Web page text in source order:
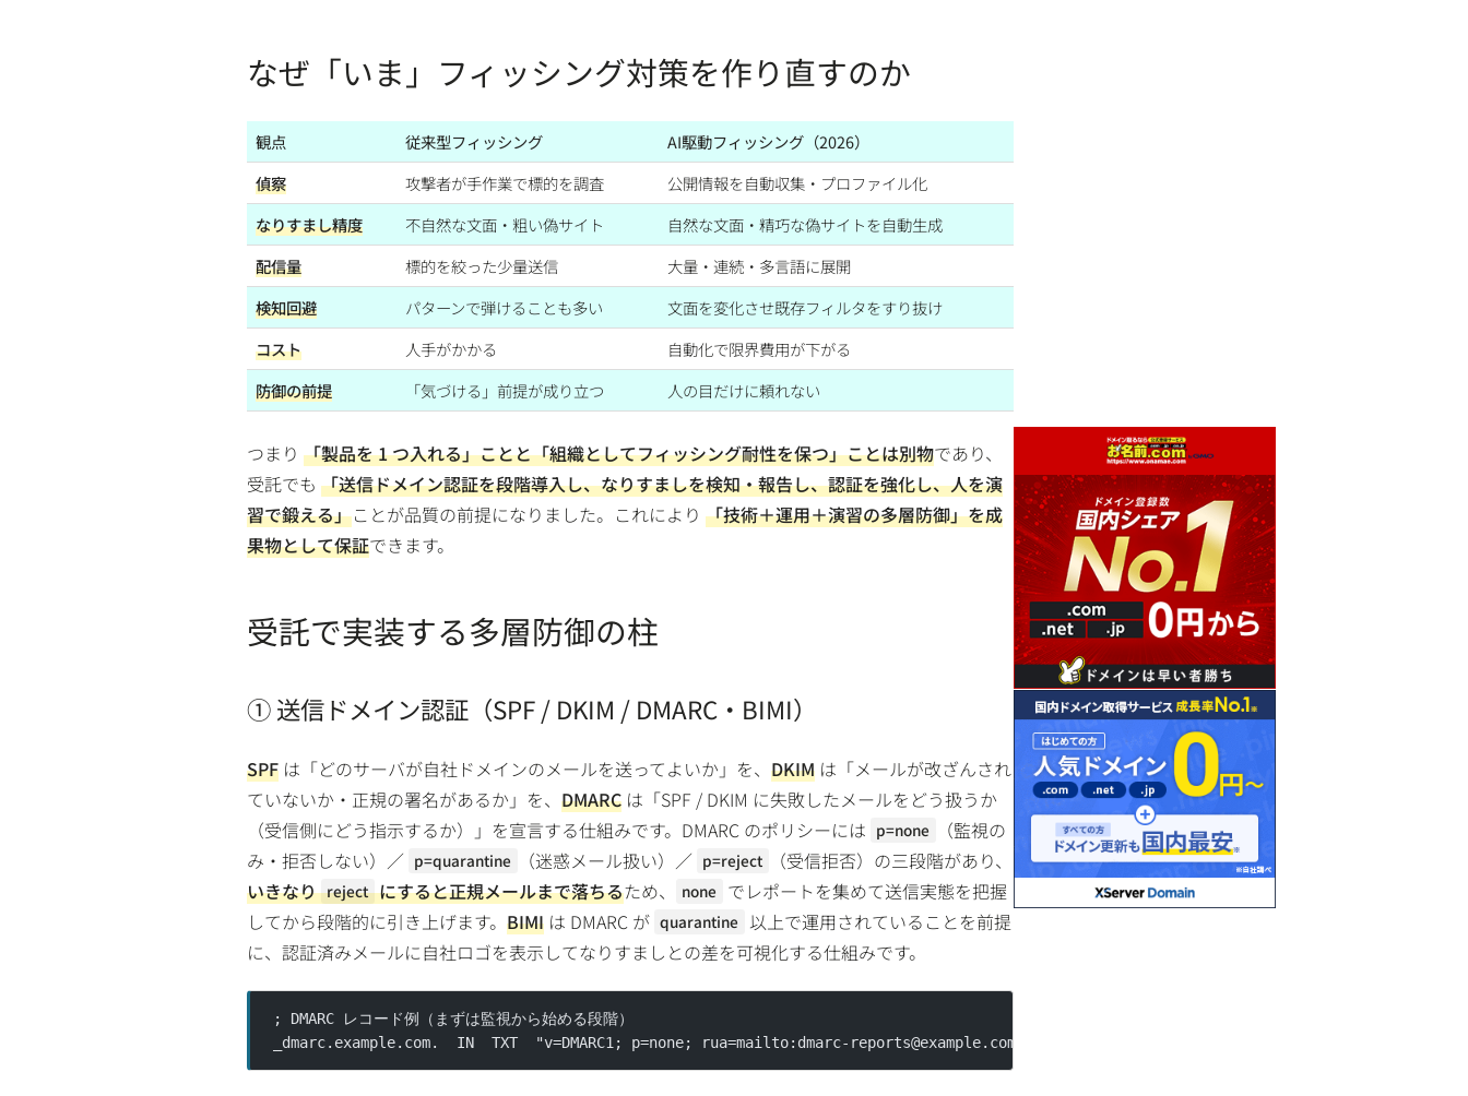
なぜ「いま」フィッシング対策を作り直すのか
観点 従来型フィッシング
AI駆動フィッシング（2026）
偵察
攻撃者が手作業で標的を調査
公開情報を自動収集・プロファイル化
なりすまし精度
不自然な文面・粗い偽サイト
自然な文面・精巧な偽サイトを自動生成
配信量
標的を絞った少量送信
大量・連続・多言語に展開
検知回避
パターンで弾けることも多い
文面を変化させ既存フィルタをすり抜け
コスト
人手がかかる
自動化で限界費用が下がる
防御の前提
「気づける」前提が成り立つ 人の目だけに頼れない
つまり 「製品を 1 つ入れる」ことと「組織としてフィッシング耐性を保つ」ことは別物であり、
受託でも 「送信ドメイン認証を段階導入し、なりすましを検知・報告し、認証を強化し、人を演
習で鍛える」ことが品質の前提になりました。これにより 「技術＋運用＋演習の多層防御」を成
果物として保証できます。
受託で実装する多層防御の柱
① 送信ドメイン認証（SPF / DKIM / DMARC・BIMI）
SPF は「どのサーバが自社ドメインのメールを送ってよいか」を、 DKIM は「メールが改ざんされ
ていないか・正規の署名があるか」を、 DMARC は「SPF / DKIM に失敗したメールをどう扱うか
（受信側にどう指示するか）」を宣言する仕組みです。DMARC のポリシーには p=none
（監視の
み・拒否しない）／ p=quarantine （迷惑メール扱い）／ p=reject
（受信拒否）の三段階があり、
いきなり reject にすると正規メールまで落ちるため、 none でレポートを集めて送信実態を把握
してから段階的に引き上げます。 BIMI は DMARC が quarantine 以上で運用されていることを前提
に、認証済みメールに自社ロゴを表示してなりすましとの差を可視化する仕組みです。
; DMARC レコード例（まずは監視から始める段階）
_dmarc.example.com.  IN  TXT  "v=DMARC1; p=none; rua=mailto: dmarc-reports@example.com